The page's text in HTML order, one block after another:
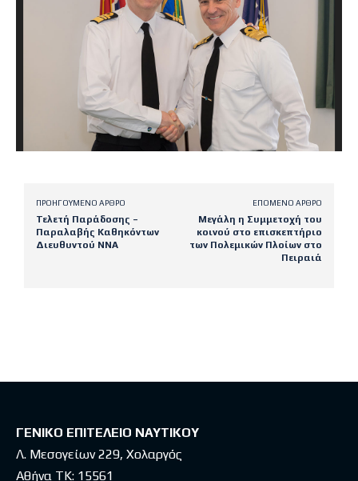
ΠΡΟΗΓΟΎΜΕΝΟ ΆΡΘΡΟ
Τελετή Παράδοσης –
Παραλαβής Καθηκόντων
Διευθυντού ΝΝΑ
ΕΠΌΜΕΝΟ ΆΡΘΡΟ
Μεγάλη η Συμμετοχή του
κοινού στο επισκεπτήριο
των Πολεμικών Πλοίων στο
Πειραιά
ΓΕΝΙΚΟ ΕΠΙΤΕΛΕΙΟ ΝΑΥΤΙΚΟΥ
Λ. Μεσογείων 229, Χολαργός
Αθήνα ΤΚ: 15561